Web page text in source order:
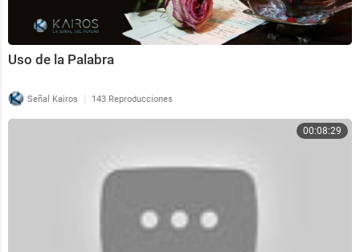
Uso de la Palabra
Señal Kairos | 143 Reproducciones
00:08:29